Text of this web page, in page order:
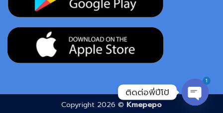
Copyright 2026 © Kmepepo
ติดต่อพี่ปีโป้
1